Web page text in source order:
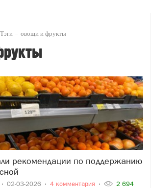
Тэги овощи и фрукты
02-03-2026 4 комментария
2 694